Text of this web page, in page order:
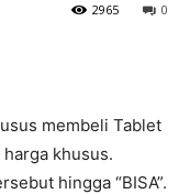
0
2965
membeli Tablet
khusus.
hingga “BISA”.